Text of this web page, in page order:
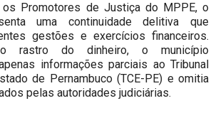
os Promotores de Justiça do MPPE, o
uma continuidade delitiva que
gestões e exercícios financeiros.
rastro do dinheiro, o município
informações parciais ao Tribunal
de Pernambuco (TCE-PE) e omitia
pelas autoridades judiciárias.